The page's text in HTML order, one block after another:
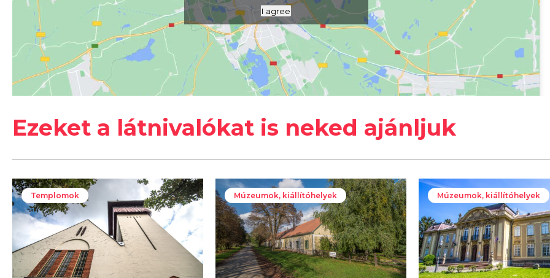
I agree
Ezeket a látnivalókat is neked ajánljuk
Templomok Múzeumok, kiállítóhelyek Múzeumok, kiállítóhelyek